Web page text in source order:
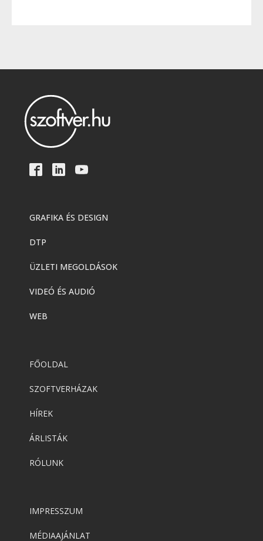
GRAFIKA ÉS DESIGN
DTP
ÜZLETI MEGOLDÁSOK
VIDEÓ ÉS AUDIÓ
WEB
FŐOLDAL
SZOFTVERHÁZAK
HÍREK
ÁRLISTÁK
RÓLUNK
IMPRESSZUM
MÉDIAAJÁNLAT